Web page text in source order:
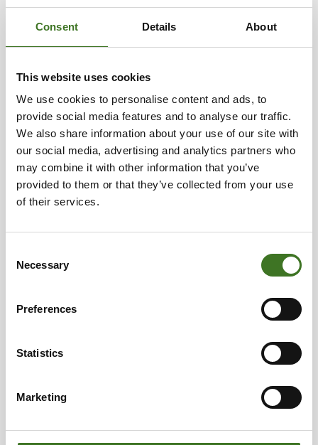
Consent Details About
This website uses cookies
We use cookies to personalise content and ads, to
provide social media features and to analyse our traffic.
We also share information about your use of our site with
our social media, advertising and analytics partners who
may combine it with other information that you’ve
provided to them or that they’ve collected from your use
of their services.
Selection
Necessary
Preferences
Statistics
Marketing
sekajätteeseen. Hyvälaatuisen teltan korjaus
mahdollisuuksista kannattaa kysyä, sillä
Termospullo
Muovikuorinen termospullo lajitellaan
sekajätteeseen ja metallikuorinen
metallinkeräykseen.
Uima- ja muut lelut
ja lötköpötköt voi laittaa sekajäteastiaan tai tuoda
isommat määrät lajitteluasemalle. Muoviset lelut
kuuluvat sekajätteeseen ja sähkölelut (toimii
pistorasiaan) sähkölaitteiden keräykseen.
Lämmintä ja vähäjätteistä kesää kaikille!